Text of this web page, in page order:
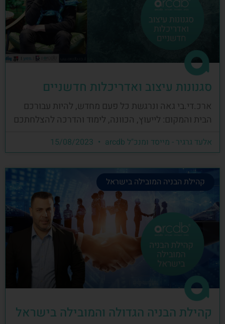
סגנונות עיצוב ואדריכלות חדשניים
ארכ.די.בי גאה ונרגשת כל פעם מחדש, להיות עבורכם
הבית והמקום: לייעוץ, הכוונה, לימוד והדרכה להצלחתכם
אלעד גרגיר - מייסד ומנכ"ל arcdb
קהילת הבניה המובילה בישראל
קהילת הבניה הגדולה והמובילה בישראל